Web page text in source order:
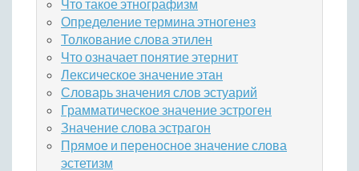
Что такое этнографизм
Определение термина этногенез
Толкование слова этилен
Что означает понятие этернит
Лексическое значение этан
Словарь значения слов эстуарий
Грамматическое значение эстроген
Значение слова эстрагон
Прямое и переносное значение слова
эстетизм